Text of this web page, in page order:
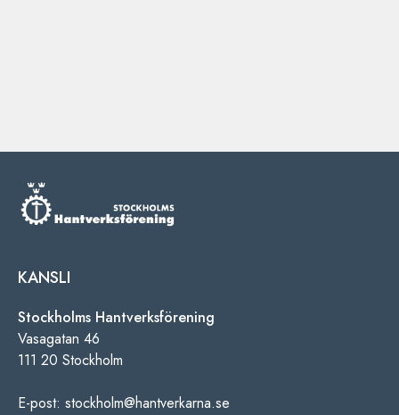
KANSLI
Stockholms Hantverksförening
Vasagatan 46
111 20 Stockholm
E-post: stockholm@hantverkarna.se